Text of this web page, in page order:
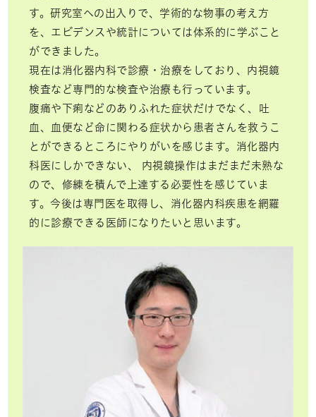
す。研究室への出入りで、学術的な物事の考え方
を、エビデンスや統計については体系的に学ぶこと
ができました。
現在は消化器内科で診療・治療をしており、内視鏡
検査など専門的な検査や治療も行っています。
腹痛や下痢などのありふれた症状だけでなく、吐
血、血便など命に関わる症状から患者さんを救うこ
とができるところにやりがいを感じます。消化器内
科医にしかできない、 内視鏡操作はまだまだ未熟な
ので、修練を積んで上達する必要性を感じていま
す。今後は専門医を取得し、消化器内科疾患を網羅
的に診療できる医師になりたいと思います。